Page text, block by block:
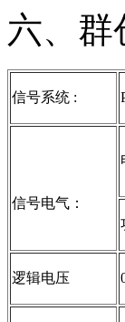
六、群
信号系统 :
信号电气：
逻辑电压